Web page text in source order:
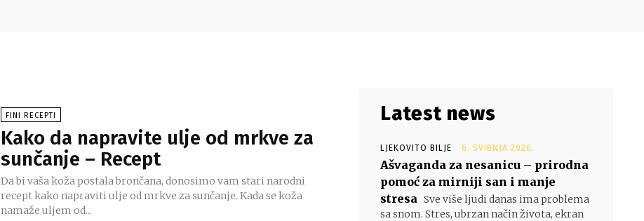
FINI RECEPTI
Kako da napravite ulje od mrkve za
sunčanje – Recept
Da bi vaša koža postala brončana, donosimo vam stari narodni
recept kako napraviti ulje od mrkve za sunčanje. Kada se koža
namaže uljem od...
Latest news
LJEKOVITO BILJE 6. SVIBNJA 2026.
Ašvaganda za nesanicu – prirodna
pomoć za mirniji san i manje
stresa Sve više ljudi danas ima problema
sa snom. Stres, ubrzan način života, ekran